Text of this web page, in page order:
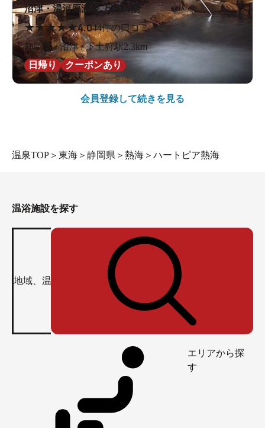
沼津・湯河原温泉 万葉の湯
★★★★★4.044件の口コミ
静岡県 / 沼津 / 下土狩駅2.3km
日帰り
クーポンあり
会員登録して続きを見る
温泉TOP ＞ 東海 ＞ 静岡県 ＞ 熱海 ＞ ハートピア熱海
温浴施設を探す
エリアから探
す